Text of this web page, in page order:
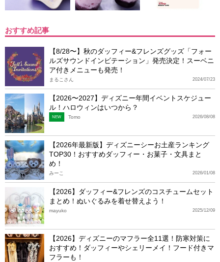
おすすめ記事
【8/28〜】秋のダッフィー&フレンズグッズ「フォー
ルズサウンドインビテーション」発売決定！スーベニ
ア付きメニューも発売！
2024/07/23
まるこさん
【2026〜2027】ディズニー年間イベントスケジュー
ル！ハロウィンはいつから？
2026/08/08
NEW Tomo
【2026年最新版】ディズニーシーお土産ランキング
TOP30！おすすめダッフィー・お菓子・文具まと
め！
2026/01/08
みーこ
【2026】ダッフィー&フレンズのコスチュームセット
まとめ！ぬいぐるみを着せ替えよう！
2025/12/09
mayuko
【2026】ディズニーのマフラー全11選！防寒対策に
おすすめ！ダッフィーやシェリーメイ！フード付きマ
フラーも！